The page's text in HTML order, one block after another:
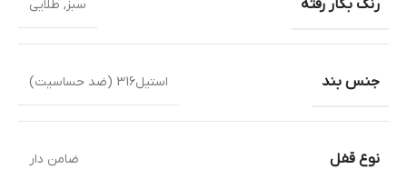
رنگ بکار رفته سبز, طلایی
جنس بند استیل316 (ضد حساسیت)
نوع قفل ضامن دار